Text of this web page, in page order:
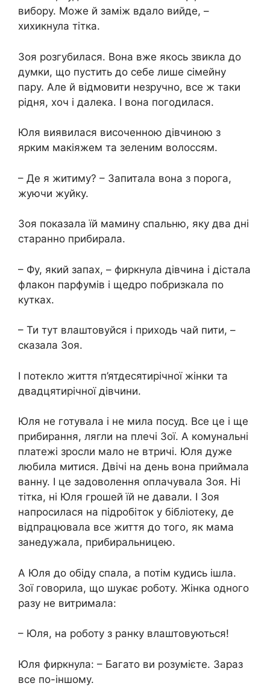
вибору. Може й заміж вдало вийде, –
хихикнула тітка.
Зоя розгубилася. Вона вже якось звикла до
думки, що пустить до себе лише сімейну
пару. Але й відмовити незручно, все ж таки
рідня, хоч і далека. І вона погодилася.
Юля виявилася височенною дівчиною з
ярким макіяжем та зеленим волоссям.
– Де я житиму? – Запитала вона з порога,
жуючи жуйку.
Зоя показала їй мамину спальню, яку два дні
старанно прибирала.
– Фу, який запах, – фиркнула дівчина і дістала
флакон парфумів і щедро побризкала по
кутках.
– Ти тут влаштовуйся і приходь чай пити, –
сказала Зоя.
І потекло життя п’ятдесятирічної жінки та
двадцятирічної дівчини.
Юля не готувала і не мила посуд. Все це і ще
прибирання, лягли на плечі Зої. А комунальні
платежі зросли мало не втричі. Юля дуже
любила митися. Двічі на день вона приймала
ванну. І це задоволення оплачувала Зоя. Ні
тітка, ні Юля грошей їй не давали. І Зоя
напросилася на підробіток у бібліотеку, де
відпрацювала все життя до того, як мама
занедужала, прибиральницею.
А Юля до обіду спала, а потім кудись ішла.
Зої говорила, що шукає роботу. Жінка одного
разу не витримала:
– Юля, на роботу з ранку влаштовуються!
Юля фиркнула: – Багато ви розумієте. Зараз
все по-іншому.